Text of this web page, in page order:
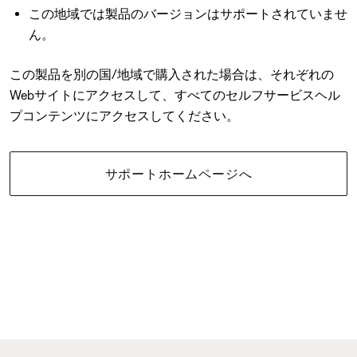
この地域では製品のバージョンはサポートされていませ
ん。
この製品を別の国/地域で購入された場合は、それぞれの
Webサイトにアクセスして、すべてのセルフサービスヘル
プコンテンツにアクセスしてください。
サポートホームページへ